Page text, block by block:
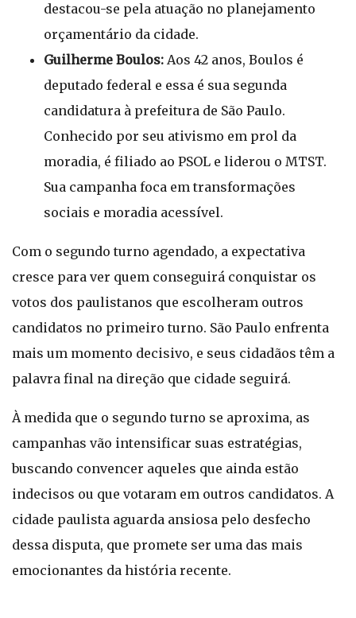
destacou-se pela atuação no planejamento
orçamentário da cidade.
Guilherme Boulos: Aos 42 anos, Boulos é
deputado federal e essa é sua segunda
candidatura à prefeitura de São Paulo.
Conhecido por seu ativismo em prol da
moradia, é filiado ao PSOL e liderou o MTST.
Sua campanha foca em transformações
sociais e moradia acessível.
Com o segundo turno agendado, a expectativa
cresce para ver quem conseguirá conquistar os
votos dos paulistanos que escolheram outros
candidatos no primeiro turno. São Paulo enfrenta
mais um momento decisivo, e seus cidadãos têm a
palavra final na direção que cidade seguirá.
À medida que o segundo turno se aproxima, as
campanhas vão intensificar suas estratégias,
buscando convencer aqueles que ainda estão
indecisos ou que votaram em outros candidatos. A
cidade paulista aguarda ansiosa pelo desfecho
dessa disputa, que promete ser uma das mais
emocionantes da história recente.